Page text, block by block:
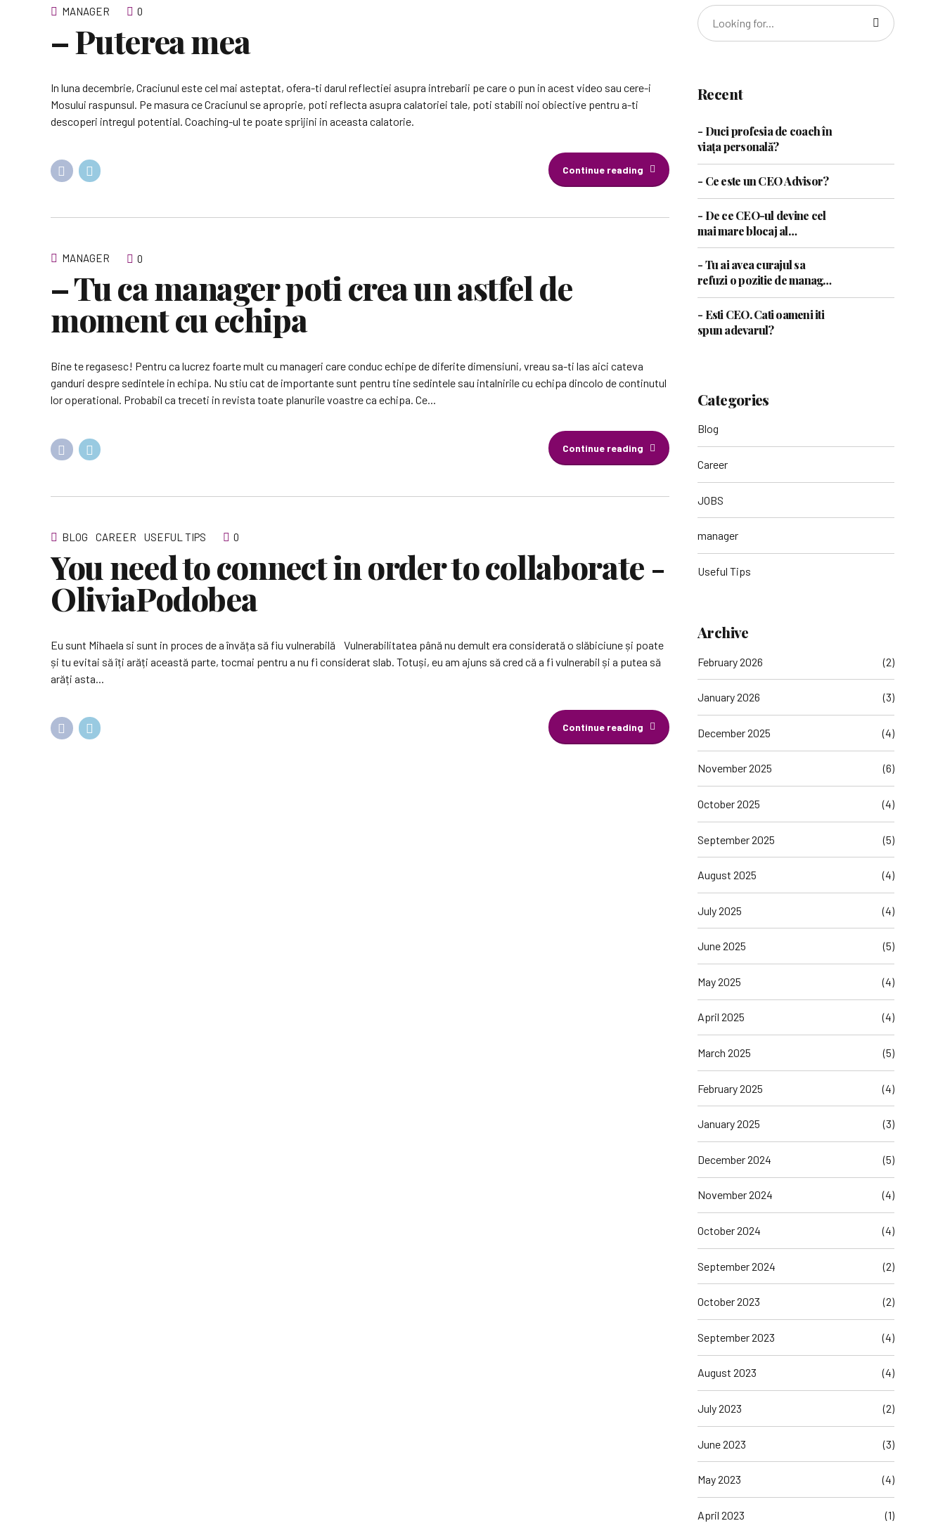
MANAGER 0
– Puterea mea
In luna decembrie, Craciunul este cel mai asteptat, ofera-ti darul reflectiei asupra intrebarii pe care o pun in acest video sau cere-i
Mosului raspunsul. Pe masura ce Craciunul se aproprie, poti reflecta asupra calatoriei tale, poti stabili noi obiective pentru a-ti
descoperi intregul potential. Coaching-ul te poate sprijini in aceasta calatorie.
Continue reading
MANAGER 0
– Tu ca manager poti crea un astfel de
moment cu echipa
Bine te regasesc! Pentru ca lucrez foarte mult cu manageri care conduc echipe de diferite dimensiuni, vreau sa-ti las aici cateva
ganduri despre sedintele in echipa. Nu stiu cat de importante sunt pentru tine sedintele sau intalnirile cu echipa dincolo de continutul
lor operational. Probabil ca treceti in revista toate planurile voastre ca echipa. Ce...
Continue reading
BLOG CAREER USEFUL TIPS 0
You need to connect in order to collaborate -
OliviaPodobea
Eu sunt Mihaela si sunt in proces de a învăța să fiu vulnerabilă Vulnerabilitatea până nu demult era considerată o slăbiciune și poate
și tu evitai să îți arăți această parte, tocmai pentru a nu fi considerat slab. Totuși, eu am ajuns să cred că a fi vulnerabil și a putea să
arăți asta...
Continue reading
Recent
- Duci profesia de coach în
viața personală?
- Ce este un CEO Advisor?
- De ce CEO-ul devine cel
mai mare blocaj al
companiei?
- Tu ai avea curajul sa
refuzi o pozitie de manager
daca simti ca nu este pentru
tine?
- Esti CEO. Cati oameni iti
spun adevarul?
Categories
Blog
Career
JOBS
manager
Useful Tips
Archive
February 2026 (2)
January 2026 (3)
December 2025 (4)
November 2025 (6)
October 2025 (4)
September 2025 (5)
August 2025 (4)
July 2025 (4)
June 2025 (5)
May 2025 (4)
April 2025 (4)
March 2025 (5)
February 2025 (4)
January 2025 (3)
December 2024 (5)
November 2024 (4)
October 2024 (4)
September 2024 (2)
October 2023 (2)
September 2023 (4)
August 2023 (4)
July 2023 (2)
June 2023 (3)
May 2023 (4)
April 2023 (1)